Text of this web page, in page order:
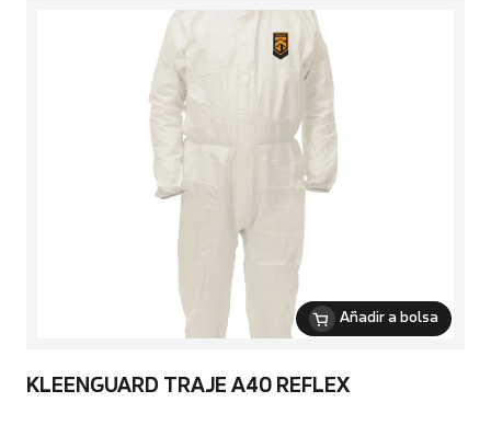
Añadir a bolsa
KLEENGUARD TRAJE A40 REFLEX